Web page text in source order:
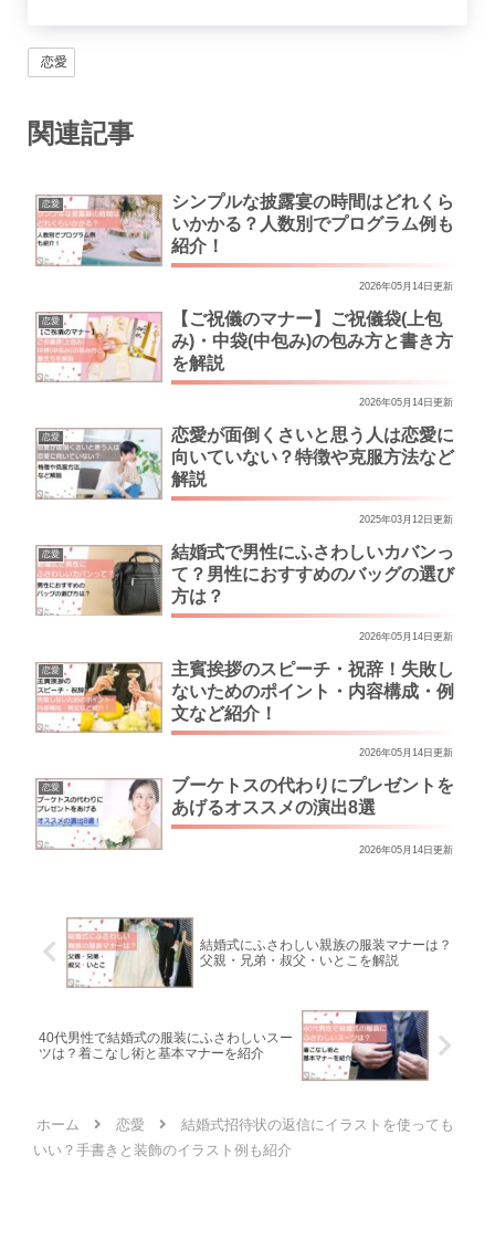
恋愛
関連記事
恋愛
シンプルな披露宴の時間はどれくら
いかかる？人数別でプログラム例も
紹介！
2026年05月14日更新
恋愛
【ご祝儀のマナー】ご祝儀袋(上包
み)・中袋(中包み)の包み方と書き方
を解説
2026年05月14日更新
恋愛
恋愛が面倒くさいと思う人は恋愛に
向いていない？特徴や克服方法など
解説
2025年03月12日更新
恋愛
結婚式で男性にふさわしいカバンっ
て？男性におすすめのバッグの選び
方は？
2026年05月14日更新
恋愛
主賓挨拶のスピーチ・祝辞！失敗し
ないためのポイント・内容構成・例
文など紹介！
2026年05月14日更新
恋愛
ブーケトスの代わりにプレゼントを
あげるオススメの演出8選
2026年05月14日更新
結婚式にふさわしい親族の服装マナーは？
父親・兄弟・叔父・いとこを解説
40代男性で結婚式の服装にふさわしいスー
ツは？着こなし術と基本マナーを紹介
ホーム 恋愛
結婚式招待状の返信にイラストを使っても
いい？手書きと装飾のイラスト例も紹介